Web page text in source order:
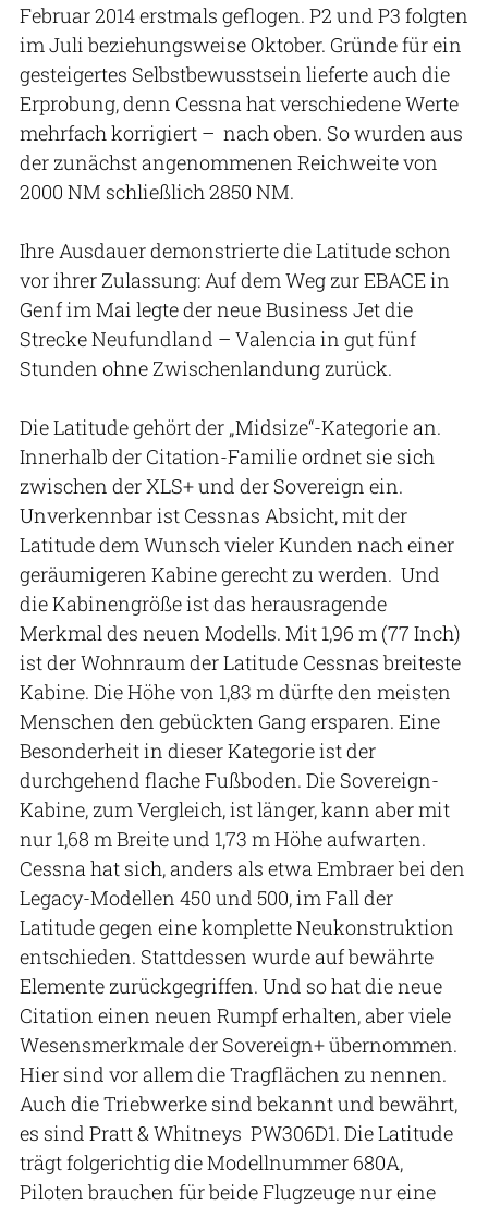
Februar 2014 erstmals geflogen. P2 und P3 folgten
im Juli beziehungsweise Oktober. Gründe für ein
gesteigertes Selbstbewusstsein lieferte auch die
Erprobung, denn Cessna hat verschiedene Werte
mehrfach korrigiert – nach oben. So wurden aus
der zunächst angenommenen Reichweite von
2000 NM schließlich 2850 NM.
Ihre Ausdauer demonstrierte die Latitude schon
vor ihrer Zulassung: Auf dem Weg zur EBACE in
Genf im Mai legte der neue Business Jet die
Strecke Neufundland – Valencia in gut fünf
Stunden ohne Zwischenlandung zurück.
Die Latitude gehört der „Midsize“-Kategorie an.
Innerhalb der Citation-Familie ordnet sie sich
zwischen der XLS+ und der Sovereign ein.
Unverkennbar ist Cessnas Absicht, mit der
Latitude dem Wunsch vieler Kunden nach einer
geräumigeren Kabine gerecht zu werden. Und
die Kabinengröße ist das herausragende
Merkmal des neuen Modells. Mit 1,96 m (77 Inch)
ist der Wohnraum der Latitude Cessnas breiteste
Kabine. Die Höhe von 1,83 m dürfte den meisten
Menschen den gebückten Gang ersparen. Eine
Besonderheit in dieser Kategorie ist der
durchgehend flache Fußboden. Die Sovereign-
Kabine, zum Vergleich, ist länger, kann aber mit
nur 1,68 m Breite und 1,73 m Höhe aufwarten.
Cessna hat sich, anders als etwa Embraer bei den
Legacy-Modellen 450 und 500, im Fall der
Latitude gegen eine komplette Neukonstruktion
entschieden. Stattdessen wurde auf bewährte
Elemente zurückgegriffen. Und so hat die neue
Citation einen neuen Rumpf erhalten, aber viele
Wesensmerkmale der Sovereign+ übernommen.
Hier sind vor allem die Tragflächen zu nennen.
Auch die Triebwerke sind bekannt und bewährt,
es sind Pratt & Whitneys PW306D1. Die Latitude
trägt folgerichtig die Modellnummer 680A,
Piloten brauchen für beide Flugzeuge nur eine